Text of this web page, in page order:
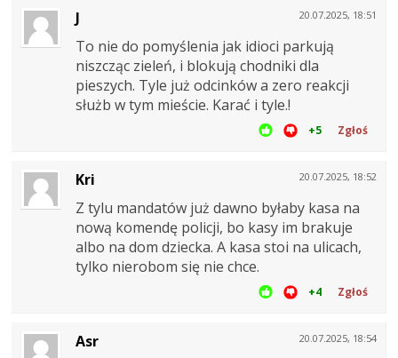
20.07.2025, 18:51
J
To nie do pomyślenia jak idioci parkują
niszcząc zieleń, i blokują chodniki dla
pieszych. Tyle już odcinków a zero reakcji
służb w tym mieście. Karać i tyle.!
+5 Zgłoś
20.07.2025, 18:52
Kri
Z tylu mandatów już dawno byłaby kasa na
nową komendę policji, bo kasy im brakuje
albo na dom dziecka. A kasa stoi na ulicach,
tylko nierobom się nie chce.
+4 Zgłoś
20.07.2025, 18:54
Asr